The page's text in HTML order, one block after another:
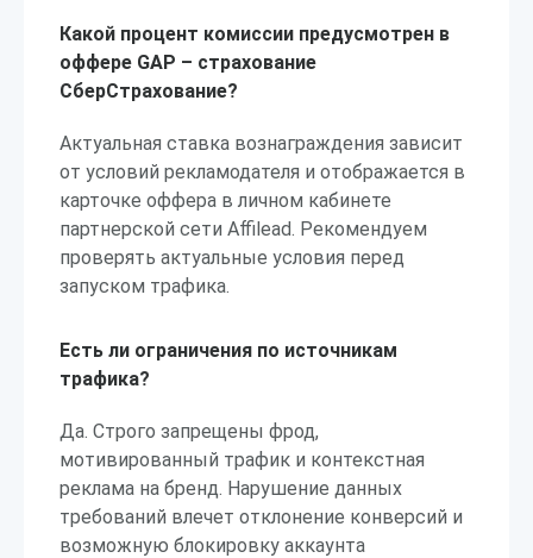
Какой процент комиссии предусмотрен в
оффере GAP – страхование
СберСтрахование?
Актуальная ставка вознаграждения зависит
от условий рекламодателя и отображается в
карточке оффера в личном кабинете
партнерской сети Affilead. Рекомендуем
проверять актуальные условия перед
запуском трафика.
Есть ли ограничения по источникам
трафика?
Да. Строго запрещены фрод,
мотивированный трафик и контекстная
реклама на бренд. Нарушение данных
требований влечет отклонение конверсий и
возможную блокировку аккаунта